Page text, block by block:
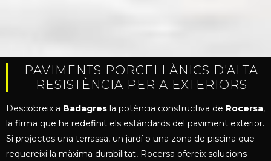
PAVIMENTS PORCELLÀNICS D'ALTA
RESISTÈNCIA PER A EXTERIORS
Descobreix a Badagres la potència constructiva de Rocersa,
la firma que ha redefinit els estàndards del paviment exterior.
Si projectes una terrassa, un jardí o una zona de piscina que
requereixi la màxima durabilitat, Rocersa ofereix solucions